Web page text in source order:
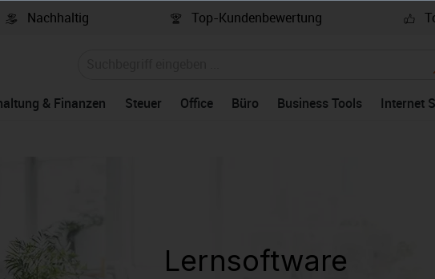
Nachhaltig Top-Kundenbewertung
& Finanzen Steuer Office Büro Business Tools Internet
Lernsoftware